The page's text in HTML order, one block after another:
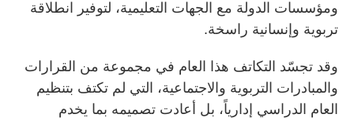
ومؤسسات الدولة مع الجهات التعليمية، لتوفير انطلاقة
تربوية وإنسانية راسخة.
وقد تجسّد التكاتف هذا العام في مجموعة من القرارات
والمبادرات التربوية والاجتماعية، التي لم تكتف بتنظيم
العام الدراسي إدارياً، بل أعادت تصميمه بما يخدم